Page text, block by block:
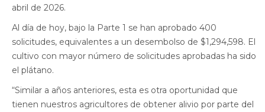
abril de 2026.
Al día de hoy, bajo la Parte 1 se han aprobado 400
solicitudes, equivalentes a un desembolso de $1,294,598. El
cultivo con mayor número de solicitudes aprobadas ha sido
el plátano.
“Similar a años anteriores, esta es otra oportunidad que
tienen nuestros agricultores de obtener alivio por parte del